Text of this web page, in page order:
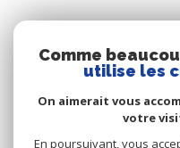
Comme
utilise les
On aimerait vous
votre
En poursuivant, vous